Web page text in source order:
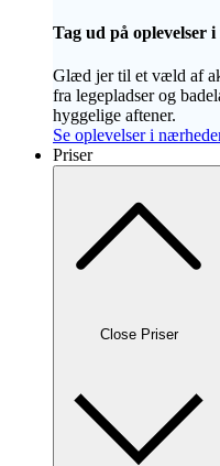
Tag ud på oplevelser
Glæd jer til et væld af
fra legepladser og
hyggelige aftener.
Se oplevelser i
Priser
Close Priser